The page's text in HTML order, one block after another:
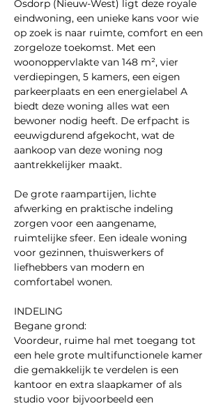
Osdorp (Nieuw-West) ligt deze royale
eindwoning, een unieke kans voor wie
op zoek is naar ruimte, comfort en een
zorgeloze toekomst. Met een
woonoppervlakte van 148 m², vier
verdiepingen, 5 kamers, een eigen
parkeerplaats en een energielabel A
biedt deze woning alles wat een
bewoner nodig heeft. De erfpacht is
eeuwigdurend afgekocht, wat de
aankoop van deze woning nog
aantrekkelijker maakt.
De grote raampartijen, lichte
afwerking en praktische indeling
zorgen voor een aangename,
ruimtelijke sfeer. Een ideale woning
voor gezinnen, thuiswerkers of
liefhebbers van modern en
comfortabel wonen.
INDELING
Begane grond:
Voordeur, ruime hal met toegang tot
een hele grote multifunctionele kamer
die gemakkelijk te verdelen is een
kantoor en extra slaapkamer of als
studio voor bijvoorbeeld een